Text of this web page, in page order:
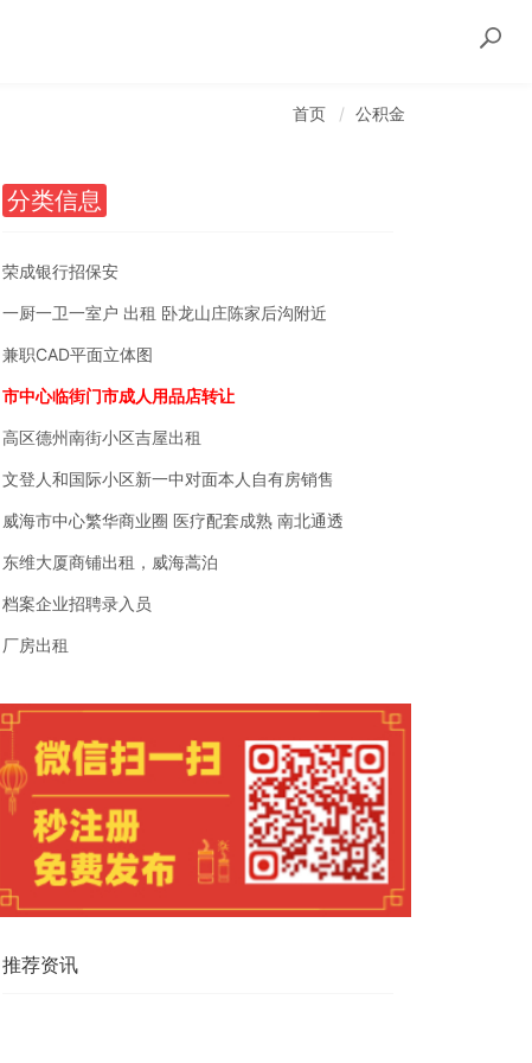
首页 公积金
分类信息
荣成银行招保安
一厨一卫一室户 出租 卧龙山庄陈家后沟附近
兼职CAD平面立体图
市中心临街门市成人用品店转让
高区德州南街小区吉屋出租
文登人和国际小区新一中对面本人自有房销售
威海市中心繁华商业圈 医疗配套成熟 南北通透
东维大厦商铺出租，威海蒿泊
档案企业招聘录入员
厂房出租
推荐资讯